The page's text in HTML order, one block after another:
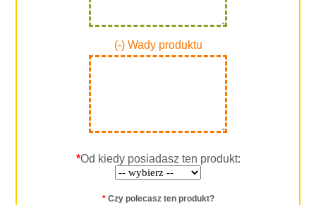
(-) Wady produktu
*Od kiedy posiadasz ten produkt:
*Czy polecasz ten produkt?